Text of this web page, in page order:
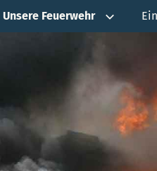
Unsere Feuerwehr